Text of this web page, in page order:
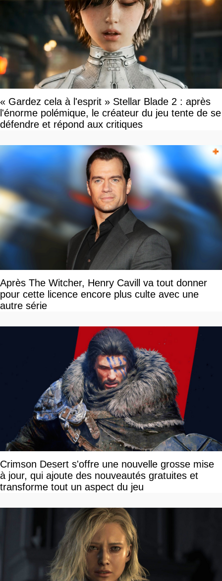
« Gardez cela à l'esprit » Stellar Blade 2 : après
l'énorme polémique, le créateur du jeu tente de se
défendre et répond aux critiques
Après The Witcher, Henry Cavill va tout donner
pour cette licence encore plus culte avec une
autre série
Crimson Desert s'offre une nouvelle grosse mise
à jour, qui ajoute des nouveautés gratuites et
transforme tout un aspect du jeu